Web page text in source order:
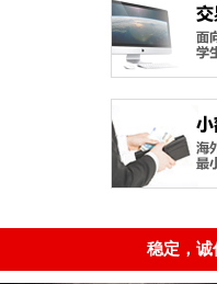
稳定，诚